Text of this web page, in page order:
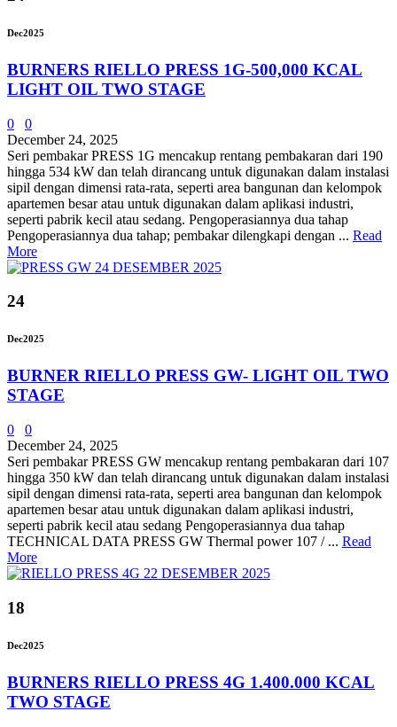
Dec2025
BURNERS RIELLO PRESS 1G-500,000 KCAL
LIGHT OIL TWO STAGE
0
0
December 24, 2025
Seri pembakar PRESS 1G mencakup rentang pembakaran dari 190
hingga 534 kW dan telah dirancang untuk digunakan dalam instalasi
sipil dengan dimensi rata-rata, seperti area bangunan dan kelompok
apartemen besar atau untuk digunakan dalam aplikasi industri,
seperti pabrik kecil atau sedang. Pengoperasiannya dua tahap
Pengoperasiannya dua tahap; pembakar dilengkapi dengan ... Read
More
24
Dec2025
BURNER RIELLO PRESS GW- LIGHT OIL TWO
STAGE
0
0
December 24, 2025
Seri pembakar PRESS GW mencakup rentang pembakaran dari 107
hingga 350 kW dan telah dirancang untuk digunakan dalam instalasi
sipil dengan dimensi rata-rata, seperti area bangunan dan kelompok
apartemen besar atau untuk digunakan dalam aplikasi industri,
seperti pabrik kecil atau sedang Pengoperasiannya dua tahap
TECHNICAL DATA PRESS GW Thermal power 107 / ... Read
More
18
Dec2025
BURNERS RIELLO PRESS 4G 1.400.000 KCAL
TWO STAGE